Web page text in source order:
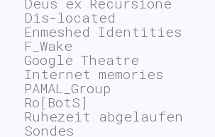
Dis-located
Enmeshed Identities
F_Wake
Google Theatre
Internet memories
PAMAL_Group
Ro[BotS]
Ruhezeit abgelaufen
Sondes